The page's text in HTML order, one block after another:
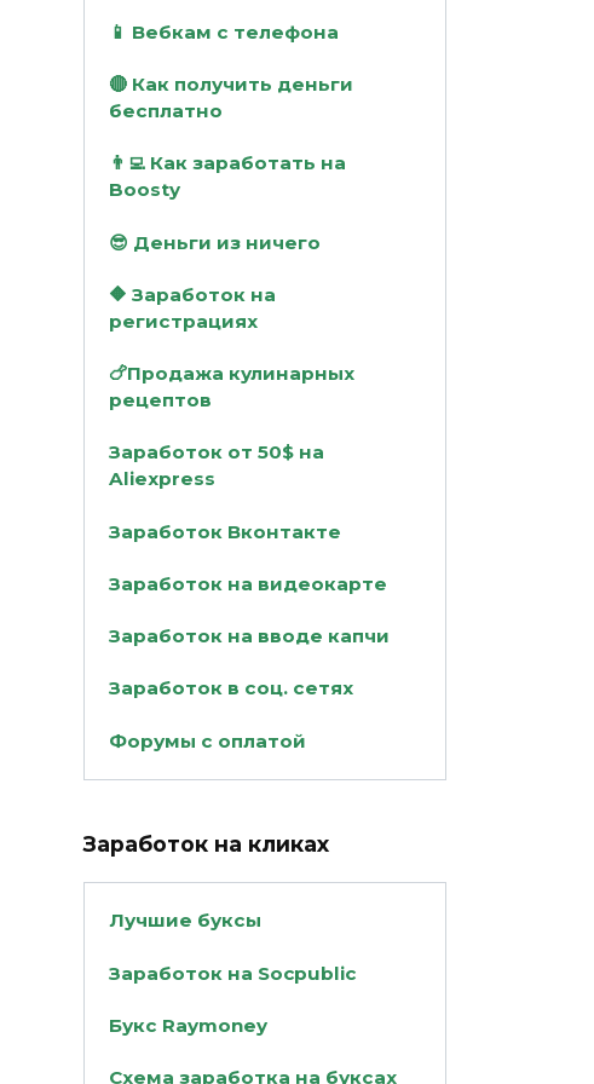
📱 Вебкам с телефона
🔴 Как получить деньги
бесплатно
👨‍💻 Как заработать на
Boosty
😎 Деньги из ничего
🔶 Заработок на
регистрациях
🍗Продажа кулинарных
рецептов
Заработок от 50$ на
Aliexpress
Заработок Вконтакте
Заработок на видеокарте
Заработок на вводе капчи
Заработок в соц. сетях
Форумы с оплатой
Заработок на кликах
Лучшие буксы
Заработок на Socpublic
Букс Raymoney
Схема заработка на буксах